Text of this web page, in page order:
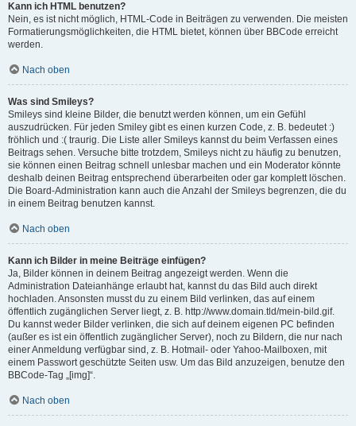
Kann ich HTML benutzen?
Nein, es ist nicht möglich, HTML-Code in Beiträgen zu verwenden. Die meisten
Formatierungsmöglichkeiten, die HTML bietet, können über BBCode erreicht
werden.
Nach oben
Was sind Smileys?
Smileys sind kleine Bilder, die benutzt werden können, um ein Gefühl
auszudrücken. Für jeden Smiley gibt es einen kurzen Code, z. B. bedeutet :)
fröhlich und :( traurig. Die Liste aller Smileys kannst du beim Verfassen eines
Beitrags sehen. Versuche bitte trotzdem, Smileys nicht zu häufig zu benutzen,
sie können einen Beitrag schnell unlesbar machen und ein Moderator könnte
deshalb deinen Beitrag entsprechend überarbeiten oder gar komplett löschen.
Die Board-Administration kann auch die Anzahl der Smileys begrenzen, die du
in einem Beitrag benutzen kannst.
Nach oben
Kann ich Bilder in meine Beiträge einfügen?
Ja, Bilder können in deinem Beitrag angezeigt werden. Wenn die
Administration Dateianhänge erlaubt hat, kannst du das Bild auch direkt
hochladen. Ansonsten musst du zu einem Bild verlinken, das auf einem
öffentlich zugänglichen Server liegt, z. B. http://www.domain.tld/mein-bild.gif.
Du kannst weder Bilder verlinken, die sich auf deinem eigenen PC befinden
(außer es ist ein öffentlich zugänglicher Server), noch zu Bildern, die nur nach
einer Anmeldung verfügbar sind, z. B. Hotmail- oder Yahoo-Mailboxen, mit
einem Passwort geschützte Seiten usw. Um das Bild anzuzeigen, benutze den
BBCode-Tag „[img]“.
Nach oben